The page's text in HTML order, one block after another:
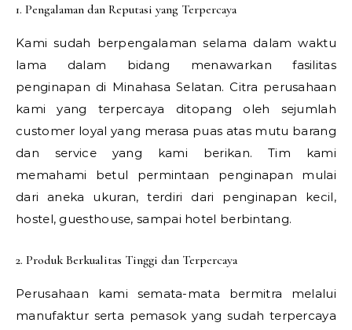
1. Pengalaman dan Reputasi yang Terpercaya
Kami sudah berpengalaman selama dalam waktu
lama dalam bidang menawarkan fasilitas
penginapan di Minahasa Selatan. Citra perusahaan
kami yang terpercaya ditopang oleh sejumlah
customer loyal yang merasa puas atas mutu barang
dan service yang kami berikan. Tim kami
memahami betul permintaan penginapan mulai
dari aneka ukuran, terdiri dari penginapan kecil,
hostel, guesthouse, sampai hotel berbintang.
2. Produk Berkualitas Tinggi dan Terpercaya
Perusahaan kami semata-mata bermitra melalui
manufaktur serta pemasok yang sudah terpercaya